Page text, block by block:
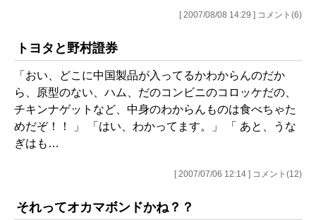
[ 2007/08/08 14:29 ] コメント(6)
トヨタと野村證券
「おい、どこに中国製品が入ってるかわからんのだか
ら、原型のない、ハム、だのコンビニのコロッケだの、
チキンナゲットなど、中身のわからんものは食べちゃた
めだぞ！！ 」 「はい、わかってます。」 「 あと、うな
ぎはも…
[ 2007/07/06 12:14 ] コメント(12)
それってオカマボンドかね？？